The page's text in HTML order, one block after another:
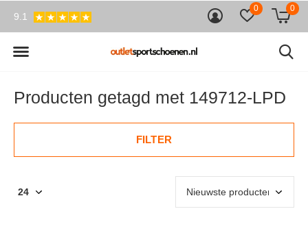
0 0
9.1
Producten getagd met 149712-LPD
FILTER